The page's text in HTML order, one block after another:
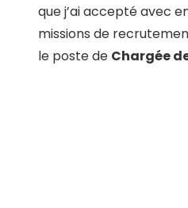
que j’ai accepté avec
missions de
le poste de Chargée